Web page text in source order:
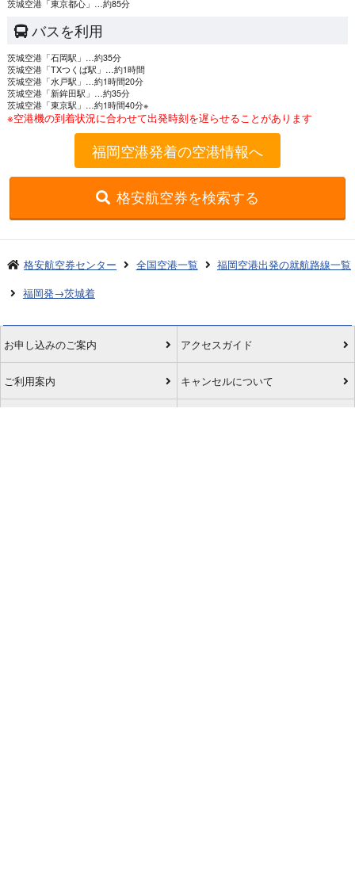
茨城空港「東京都心」…約85分
バスを利用
茨城空港「石岡駅」…約35分
茨城空港「TXつくば駅」…約1時間
茨城空港「水戸駅」…約1時間20分
茨城空港「新鉾田駅」…約35分
茨城空港「東京駅」…約1時間40分※
※空港機の到着状況に合わせて出発時刻を遅らせることがあります
福岡空港発着の空港情報へ
格安航空券を検索する
格安航空券センター 全国空港一覧
福岡空港出発の就航路線一覧
福岡発→茨城着
お申し込みのご案内 アクセスガイド
ご利用案内 キャンセルについて